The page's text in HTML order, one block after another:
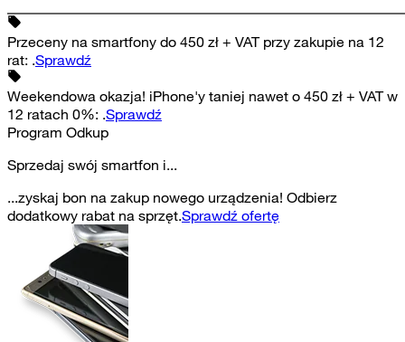
Przeceny na smartfony do 450 zł + VAT przy zakupie na 12
rat: .Sprawdź
Weekendowa okazja! iPhone'y taniej nawet o 450 zł + VAT w
12 ratach 0%: .Sprawdź
Program Odkup
Sprzedaj swój smartfon i...
...zyskaj bon na zakup nowego urządzenia! Odbierz
dodatkowy rabat na sprzęt.Sprawdź ofertę